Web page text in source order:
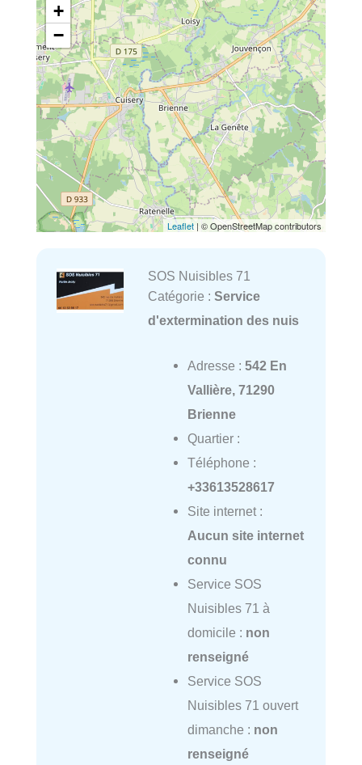
+
−
Leaflet | © OpenStreetMap contributors
SOS Nuisibles 71
Catégorie : Service
d'extermination des nuis
Adresse : 542 En
Vallière, 71290
Brienne
Quartier :
Téléphone :
+33613528617
Site internet :
Aucun site internet
connu
Service SOS
Nuisibles 71 à
domicile : non
renseigné
Service SOS
Nuisibles 71 ouvert
dimanche : non
renseigné